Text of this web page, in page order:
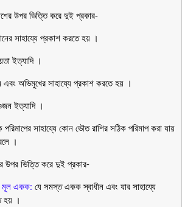
উপর ভিত্তি করে দুই প্রকার-
সাহায্যে প্রকাশ করতে হয় ।
ইত্যাদি ।
এবং অভিমুখের সাহায্যে প্রকাশ করতে হয় ।
ইত্যাদি ।
পরিমাপের সাহায্যে কোন ভৌত রাশির সঠিক পরিমাপ করা যায়
।
ভিত্তি করে দুই প্রকার-
মূল একক: যে সমস্ত একক স্বাধীন এবং যার সাহায্যে
হয় ।